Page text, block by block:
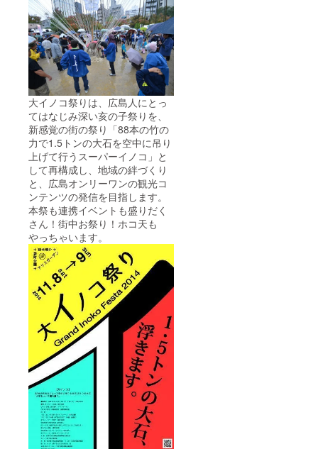
大イノコ祭りは、広島人にとっ
てはなじみ深い亥の子祭りを、
新感覚の街の祭り「88本の竹の
力で1.5トンの大石を空中に吊り
上げて行うスーパーイノコ」と
して再構成し、地域の絆づくり
と、広島オンリーワンの観光コ
ンテンツの発信を目指します。
本祭も連携イベントも盛りだく
さん！街中お祭り！ホコ天も
やっちゃいます。